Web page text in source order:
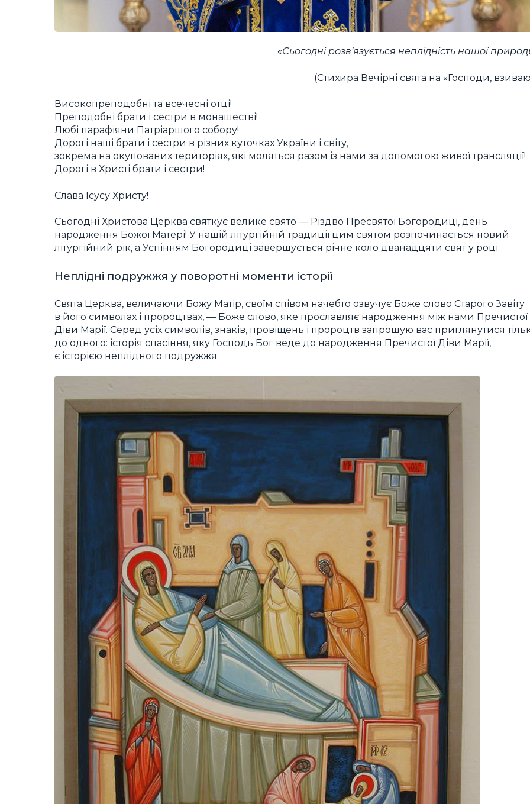
«Сьогодні розв’язується неплідність нашої
(Стихира Вечірні свята на «Господи,
Високопреподобні та всечесні отці!
Преподобні брати і сестри в монашестві!
Любі парафіяни Патріаршого собору!
Дорогі наші брати і сестри в різних куточках України і світу,
зокрема на окупованих територіях, які моляться разом із нами за допомогою живої трансляції!
Дорогі в Христі брати і сестри!
Слава Ісусу Христу!
Сьогодні Христова Церква святкує велике свято — Різдво Пресвятої Богородиці, день
народження Божої Матері! У нашій літургійній традиції цим святом розпочинається новий
літургійний рік, а Успінням Богородиці завершується річне коло дванадцяти свят у році.
Неплідні подружжя у поворотні моменти історії
Свята Церква, величаючи Божу Матір, своїм співом начебто озвучує Боже слово Старого Завіту
в його символах і пророцтвах, — Боже слово, яке прославляє народження між нами Пречистої
Діви Марії. Серед усіх символів, знаків, провіщень і пророцтв запрошую вас приглянутися
до одного: історія спасіння, яку Господь Бог веде до народження Пречистої Діви Марії,
є історією неплідного подружжя.